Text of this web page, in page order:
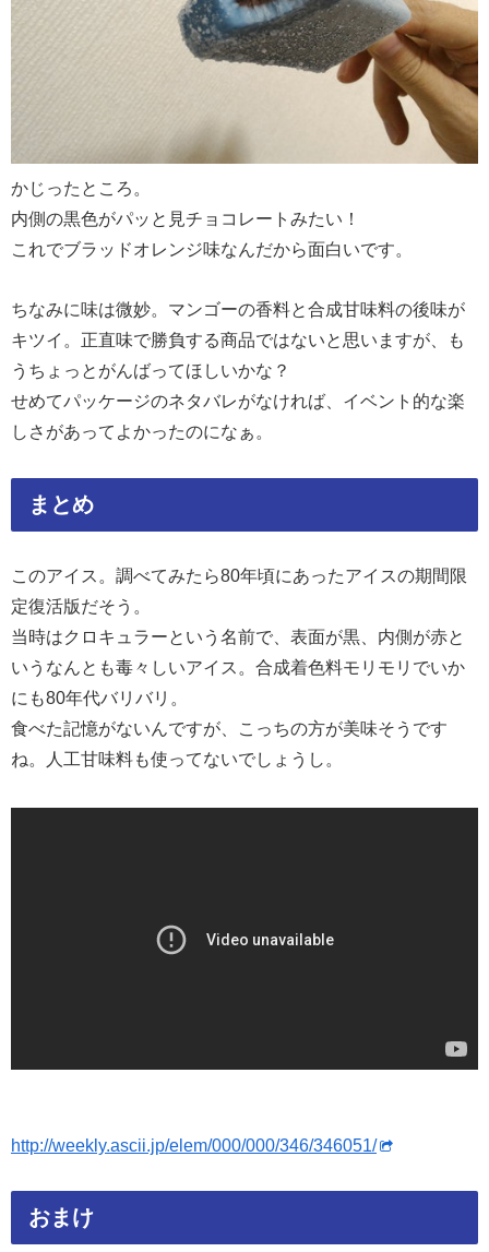
かじったところ。
内側の黒色がパッと見チョコレートみたい！
これでブラッドオレンジ味なんだから面白いです。
ちなみに味は微妙。マンゴーの香料と合成甘味料の後味が
キツイ。正直味で勝負する商品ではないと思いますが、も
うちょっとがんばってほしいかな？
せめてパッケージのネタバレがなければ、イベント的な楽
しさがあってよかったのになぁ。
まとめ
このアイス。調べてみたら80年頃にあったアイスの期間限
定復活版だそう。
当時はクロキュラーという名前で、表面が黒、内側が赤と
いうなんとも毒々しいアイス。合成着色料モリモリでいか
にも80年代バリバリ。
食べた記憶がないんですが、こっちの方が美味そうです
ね。人工甘味料も使ってないでしょうし。
http://weekly.ascii.jp/elem/000/000/346/346051/
おまけ